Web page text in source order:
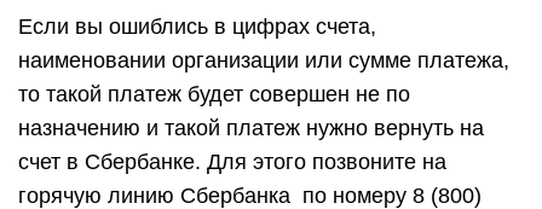
Если вы ошиблись в цифрах счета,
наименовании организации или сумме платежа,
то такой платеж будет совершен не по
назначению и такой платеж нужно вернуть на
счет в Сбербанке. Для этого позвоните на
горячую линию Сбербанка по номеру 8 (800)